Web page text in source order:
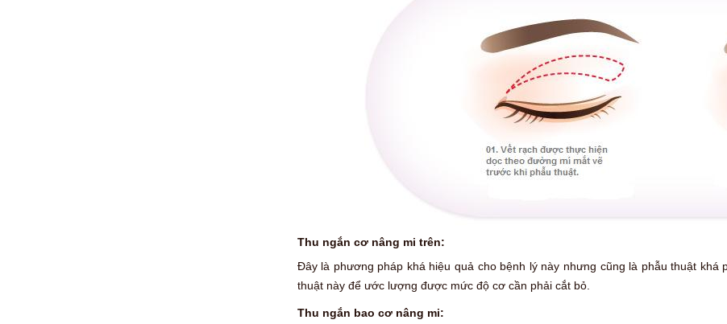
Thu ngắn cơ nâng mi trên:
Đây là phương pháp khá hiệu quả cho bệnh lý này nhưng cũng là phẫu thuật
thuật này để ước lượng được mức độ cơ cần phải cắt bỏ.
Thu ngắn bao cơ nâng mi: